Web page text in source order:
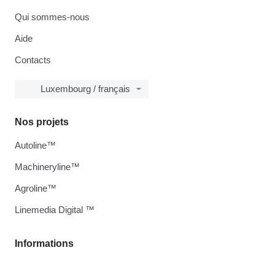
Qui sommes-nous
Aide
Contacts
Luxembourg / français
Informations
Nos projets
Autoline™
Machineryline™
Agroline™
Linemedia Digital ™